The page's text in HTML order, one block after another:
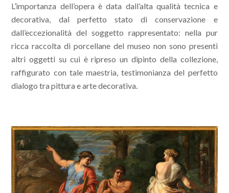
L’importanza dell’opera è data dall’alta qualità tecnica e
decorativa, dal perfetto stato di conservazione e
dall’eccezionalità del soggetto rappresentato: nella pur
ricca raccolta di porcellane del museo non sono presenti
altri oggetti su cui è ripreso un dipinto della collezione,
raffigurato con tale maestria, testimonianza del perfetto
dialogo tra pittura e arte decorativa.